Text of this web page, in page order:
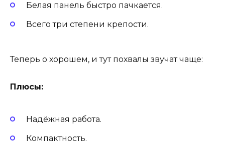
Белая панель быстро пачкается.
Всего три степени крепости.
Теперь о хорошем, и тут похвалы звучат чаще:
Плюсы:
Надёжная работа.
Компактность.